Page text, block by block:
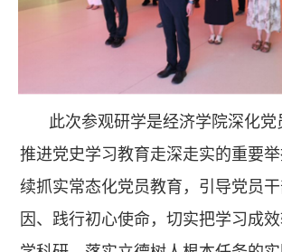
此次参观研学是经济学院深化党
推进党史学习教育走深走实的重要
续抓实常态化党员教育，引导党员
因、践行初心使命，切实把学习成